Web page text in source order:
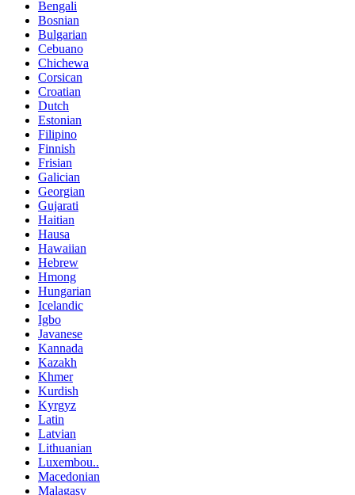
Bengali
Bosnian
Bulgarian
Cebuano
Chichewa
Corsican
Croatian
Dutch
Estonian
Filipino
Finnish
Frisian
Galician
Georgian
Gujarati
Haitian
Hausa
Hawaiian
Hebrew
Hmong
Hungarian
Icelandic
Igbo
Javanese
Kannada
Kazakh
Khmer
Kurdish
Kyrgyz
Latin
Latvian
Lithuanian
Luxembou..
Macedonian
Malagasy